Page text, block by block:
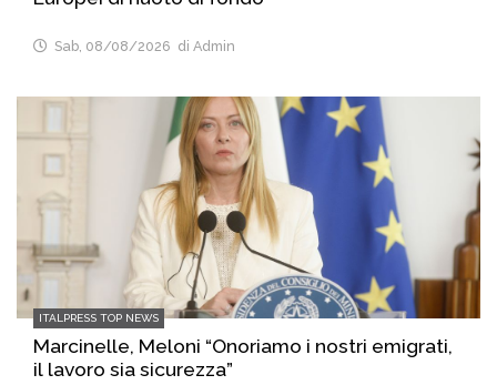
Sab, 08/08/2026 di Admin
ITALPRESS TOP NEWS
Marcinelle, Meloni “Onoriamo i nostri emigrati,
il lavoro sia sicurezza”